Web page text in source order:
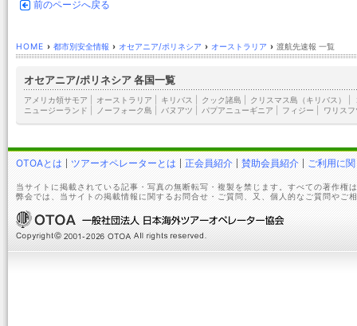
前のページへ戻る
HOME › 都市別安全情報 › オセアニア/ポリネシア › オーストラリア › 渡航先速報 一覧
オセアニア/ポリネシア 各国一覧
アメリカ領サモア オーストラリア キリバス クック諸島 クリスマス島（キリバス）
ニュージーランド
ノーフォーク島 バヌアツ パプアニューギニア フィジー ワリス
OTOAとは ツアーオペレーターとは 正会員紹介 賛助会員紹介 ご利用に
当サイトに掲載されている記事・写真の無断転写・複製を禁じます。すべての著作権
弊会では、当サイトの掲載情報に関するお問合せ・ご質問、又、個人的なご質問やご